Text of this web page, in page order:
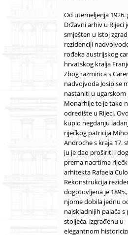
Od utemeljenja 1926.
Državni arhiv u Rijeci
smješten u istoj
rezidenciji
rođaka austrijskog
hrvatskog kralja
Zbog razmirica s
nadvojvoda Josip se
nastaniti u ugarskom
Monarhije te je tako
odredište u Rijeci.
kupio negdanju
riječkog patricija
Androche s kraja 17.
ju je dao proširiti i
prema nacrtima
arhitekta Rafaela
Rekonstrukcija
dogotovljena je
njome dobila jednu
najskladnijih palača s
stoljeća, izgrađenu u
elegantnom